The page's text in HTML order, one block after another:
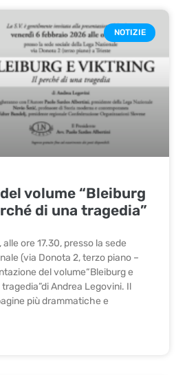
NOTIZIE
volume “Bleiburg
di una tragedia”
ore 17.30, presso la sede
(via Donota 2, terzo piano –
del volume“Bleiburg e
Andrea Legovini. Il
più drammatiche e